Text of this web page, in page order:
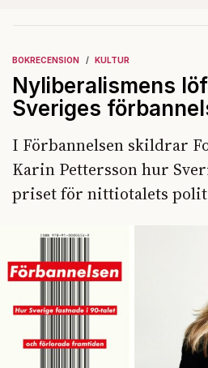
BOKRECENSION KULTUR
Nyliberalismens
Sveriges
I Förbannelsen skildrar
Karin Pettersson hur
priset för nittiotalets